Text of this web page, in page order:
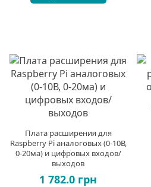
Плата расширения для
Raspberry Pi аналоговых (0-10В,
0-20ма) и цифровых входов/
выходов
1 782.0 грн